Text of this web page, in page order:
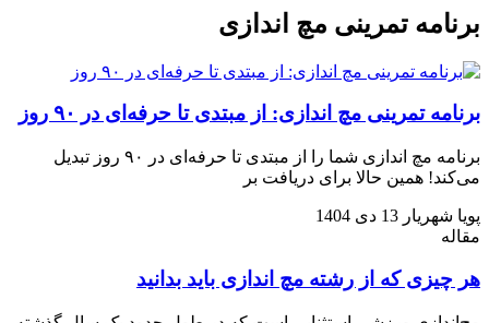
برنامه تمرینی مچ اندازی
برنامه تمرینی مچ اندازی: از مبتدی تا حرفه‌ای در ۹۰ روز
برنامه مچ اندازی شما را از مبتدی تا حرفه‌ای در ۹۰ روز تبدیل
می‌کند! همین حالا برای دریافت بر
پویا شهریار 13 دی 1404
مقاله
هر چیزی که از رشته مچ اندازی باید بدانید